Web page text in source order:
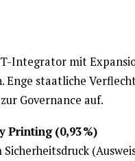
Integrator mit
Enge staatliche
Governance auf.
Printing (0,93 %)